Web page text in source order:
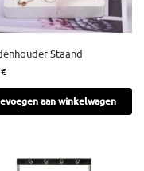
Staand
€
aan winkelwagen